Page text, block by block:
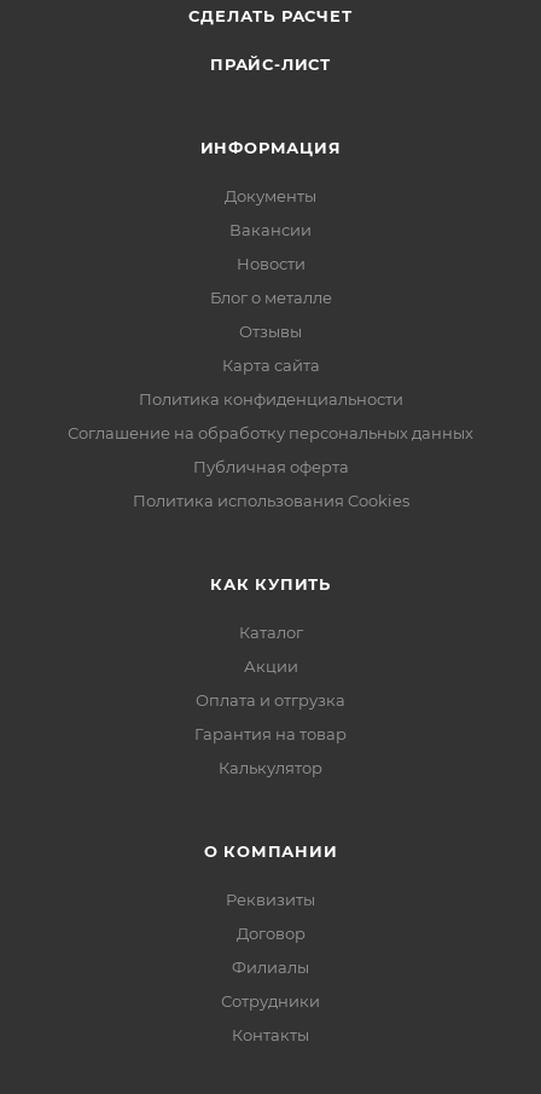
СДЕЛАТЬ РАСЧЕТ
ПРАЙС-ЛИСТ
ИНФОРМАЦИЯ
Документы
Вакансии
Новости
Блог о металле
Отзывы
Карта сайта
Политика конфиденциальности
Соглашение на обработку персональных данных
Публичная оферта
Политика использования Cookies
КАК КУПИТЬ
Каталог
Акции
Оплата и отгрузка
Гарантия на товар
Калькулятор
О КОМПАНИИ
Реквизиты
Договор
Филиалы
Сотрудники
Контакты